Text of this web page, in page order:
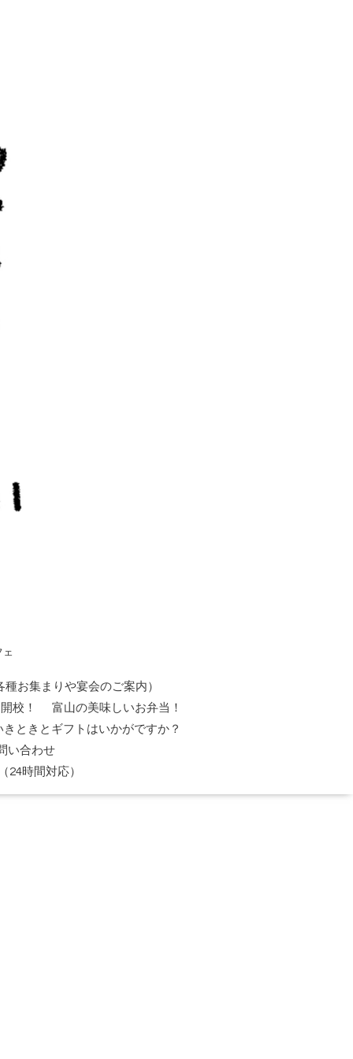
お集まりや宴会のご案内）
校！
富山の美味しいお弁当！
ときとギフトはいかがですか？
い合わせ
24時間対応）